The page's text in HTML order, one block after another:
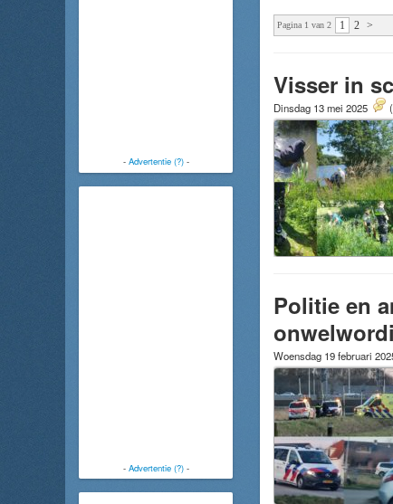
- Advertentie (?)-
- Advertentie (?)-
Pagina 1 van 2 1 2 >
Visser in
Dinsdag 13 mei 2025
Politie en
Woensdag 19 februari